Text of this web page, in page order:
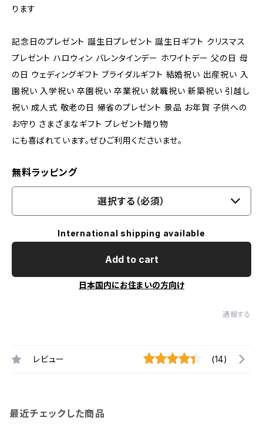
ります
記念日のプレゼント 誕生日プレゼント 誕生日ギフト クリスマス
プレゼント ハロウィン バレンタインデー ホワイトデー 父の日 母
の日 ウェディングギフト ブライダルギフト 結婚祝い 出産祝い 入
園祝い 入学祝い 卒園祝い 卒業祝い 就職祝い 新築祝い 引越し
祝い 成人式 敬老の日 帰省のプレゼント 景品 お年賀 子供への
お守り さまざまなギフト プレゼント贈り物
にも喜ばれています。ぜひご利用くださいませ。
無料ラッピング
選択する（必須）
International shipping available
Add to cart
日本国内にお住まいの方向け
通報する
レビュー (14)
最近チェックした商品